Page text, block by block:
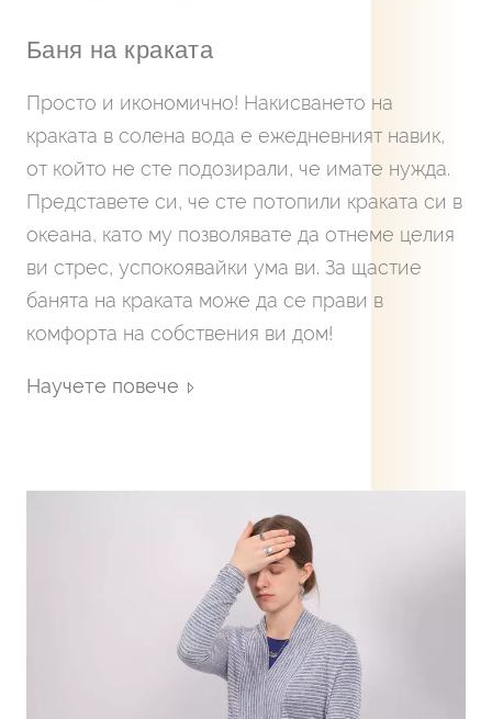
Баня на краката
Просто и икономично! Накисването на
краката в солена вода е ежедневният навик,
от който не сте подозирали, че имате нужда.
Представете си, че сте потопили краката си в
океана, като му позволявате да отнеме целия
ви стрес, успокоявайки ума ви. За щастие
банята на краката може да се прави в
комфорта на собствения ви дом!
Научете повече